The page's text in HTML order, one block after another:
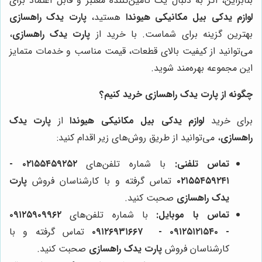
لوازم یدکی بیل مکانیکی هیوندا هستید،پارت یدک راهسازی
بهترین گزینه برای شماست. با خرید از پارت یدک راهسازی،
می‌توانید از کیفیت بالای قطعات، قیمت مناسب و خدمات متمایز
این مجموعه بهره‌مند شوید.
چگونه از پارت یدک راهسازی خرید کنیم؟
برای خرید لوازم یدکی بیل مکانیکی هیوندااز پارت یدک
راهسازی، می‌توانید از طریق روش‌های زیر اقدام کنید:
تماس تلفنی: با شماره تلفن‌های
۰۲۱۵۵۴۵۹۲۵۲ -
۰۲۱۵۵۴۵۹۲۴۱ تماس گرفته و با کارشناسان فروش پارت
یدک راهسازی صحبت کنید.
تماس با موبایل: با شماره تلفن‌های ۰۹۱۲۵۹۰۹۹۶۲
- ۰۹۱۲۵۱۲۱۵۴۰‌‌‌ - ۰۹۱۲۶۹۳۱۶۶۷
تماس گرفته و با
کارشناسان فروش پارت یدک راهسازی صحبت کنید.